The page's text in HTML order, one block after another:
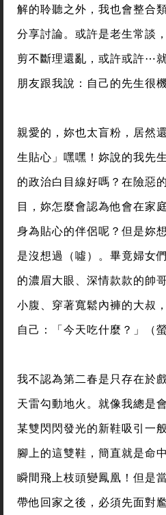
解的聆聽之外，我也會整合
分享討論。或許是老生常談
剪不斷理還亂，或許或許⋯
朋友跟我說：自己的先生很
親愛的，妳也太盲粉，居然
生貼心」嘿嘿！妳說的我先
的政治白目線好嗎？在險惡
目，妳怎麼會認為他會在家
身為貼心的伴侶呢？但是妳
是沒想過（噓）。畢竟婦女
的濃眉大眼、深情款款的帥
小腹、穿著寬鬆內褲的大叔
自己：「今天吃什麼？」（
我不認為第二春是只存在於
天雷勾動地火。就像我總是
某雙閃閃發光的新鞋吸引一
腳上的這雙鞋，簡直就是命
瞬間飛上枝頭變鳳凰！但是
帶他回家之後，必須先面對